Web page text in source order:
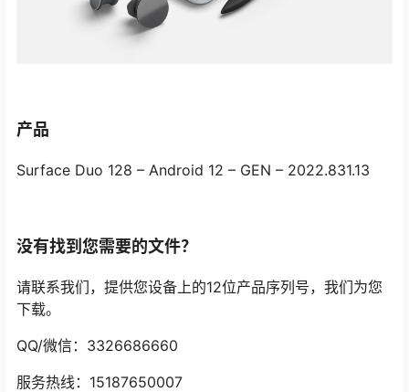
产品
Surface Duo 128 – Android 12 – GEN – 2022.831.13
没有找到您需要的文件？
请联系我们，提供您设备上的12位产品序列号，我们为您
下载。
QQ/微信：3326686660
服务热线：15187650007